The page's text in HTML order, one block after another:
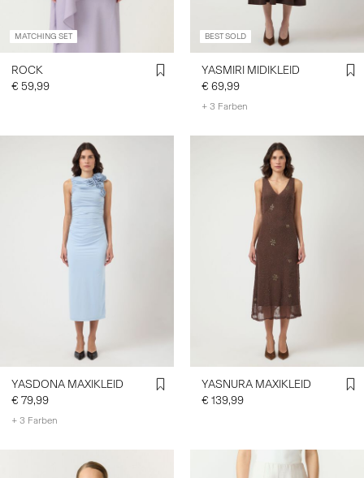
MATCHING SET
ROCK
€ 59,99
BEST SOLD
YASMIRI MIDIKLEID
€ 69,99
+ 3 Farben
YASDONA MAXIKLEID
€ 79,99
+ 3 Farben
YASNURA MAXIKLEID
€ 139,99